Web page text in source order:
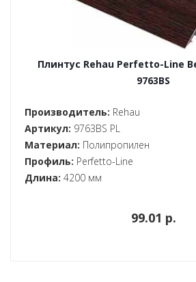
Плинтус Rehau Perfetto-Line
9763BS
Производитель: Rehau
Артикул: 9763BS PL
Материал: Полипропилен
Профиль: Perfetto-Line
Длина: 4200 мм
99.01 p.